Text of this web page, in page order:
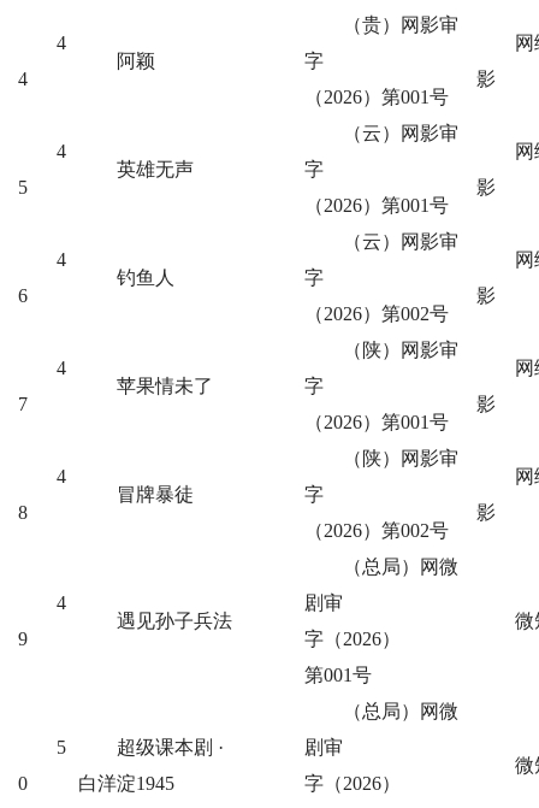
4
4
阿颖
（贵）网影审
字
（2026）第001号
影
4
5
英雄无声
（云）网影审
字
（2026）第001号
影
4
6
钓鱼人
（云）网影审
字
（2026）第002号
影
4
7
苹果情未了
（陕）网影审
字
（2026）第001号
影
4
8
冒牌暴徒
（陕）网影审
字
（2026）第002号
影
4
9
遇见孙子兵法
（总局）网微
剧审
字（2026）
第001号
微
5
0
超级课本剧 ·
白洋淀1945
（总局）网微
剧审
字（2026）
微